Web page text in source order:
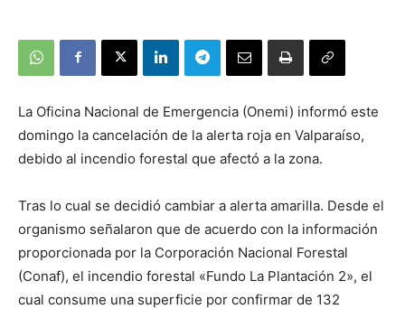
La Oficina Nacional de Emergencia (Onemi) informó este
domingo la cancelación de la alerta roja en Valparaíso,
debido al incendio forestal que afectó a la zona.
Tras lo cual se decidió cambiar a alerta amarilla. Desde el
organismo señalaron que de acuerdo con la información
proporcionada por la Corporación Nacional Forestal
(Conaf), el incendio forestal «Fundo La Plantación 2», el
cual consume una superficie por confirmar de 132